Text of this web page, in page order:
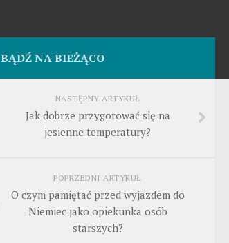
BĄDŹ NA BIEŻĄCO
NASTĘPNY ARTYKUŁ
Jak dobrze przygotować się na
jesienne temperatury?
POPRZEDNI ARTYKUŁ
O czym pamiętać przed wyjazdem do
Niemiec jako opiekunka osób
starszych?